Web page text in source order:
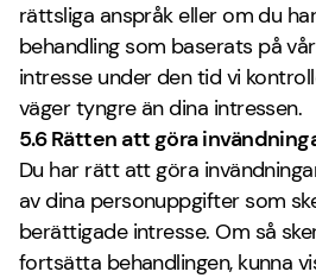
rättsliga anspråk eller om du
behandling som baserats på
intresse under den tid vi
väger tyngre än dina intressen.
5.6 Rätten att göra
Du har rätt att göra
av dina personuppgifter som
berättigade intresse. Om så
fortsätta behandlingen, kunna